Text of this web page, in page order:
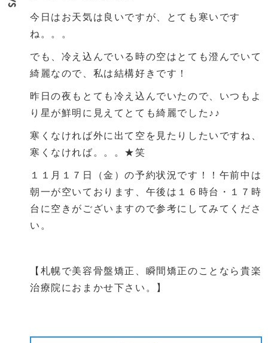
今日はお天気は良いですが、とても寒いです
ね。。。
でも、冷え込んでいる時の空はとても澄んでいて
綺麗なので、私は結構好きです！
昨日の夜もとても冷え込んでいたので、いつもよ
り星が鮮明に見えてとても綺麗でした♪♪
寒くなければ外に出て空を見たりしたいですね、
寒くなければ。。。★笑
１１月１７日（金）の予約状況です！！午前中は
朝一が空いております、午後は１６時台・１７時
台に空きがございますので参考にしてみてくださ
い。
【札幌で美容骨盤矯正、瞬間矯正のことなら貴楽
治療院におまかせ下さい。】